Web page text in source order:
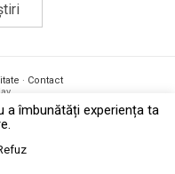
· Contact
îmbunătăți experiența ta